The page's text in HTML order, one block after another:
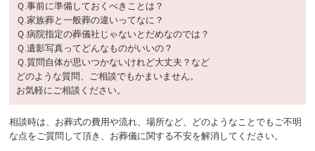
Ｑ.事前に準備しておくべきことは？
Ｑ.家族葬と一般葬の違いってなに？
Ｑ.病院指定の葬儀社じゃないとだめなのでは？
Ｑ.遺影写真ってどんなものがいいの？
Ｑ.質問自体が思いつかないけれど大丈夫？など
どのような質問、ご相談でもかまいません。
お気軽にご相談ください。
相談時は、お葬式の費用や流れ、場所など、どのようなことでもご不明
な点をご質問して頂き、お葬儀に関する不安を解消してください。